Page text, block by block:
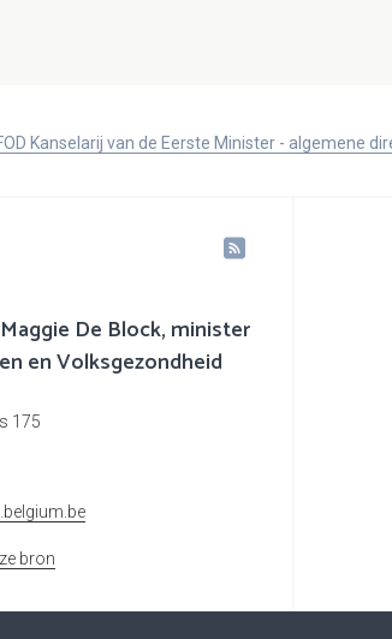
Kanselarij van de Eerste Minister - algemene
De Block, minister
en Volksgezondheid
175
bron